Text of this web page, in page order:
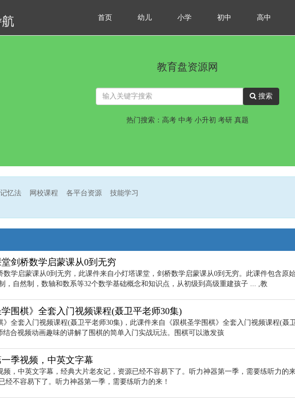
首页 幼儿 小学 初中 高中
教育盘资源网
搜索
热门搜索：高考 中考 小升初 考研 真题
忆法 网校课程 各平台资源 技能学习
剑桥数学启蒙课从0到无穷
学启蒙课从0到无穷，此课件来自小灯塔课堂，剑桥数学启蒙课从0到无穷。此课件包含原
，自然制，数轴和数系等32个数学基础概念和知识点，从初级到高级重建孩子 ... ,教
围棋》全套入门视频课程(聂卫平老师30集)
》全套入门视频课程(聂卫平老师30集)，此课件来自《跟棋圣学围棋》全套入门视频课程(聂
结合视频动画趣味的讲解了围棋的简单入门实战玩法。围棋可以激发孩
季视频，中英文字幕
频，中英文字幕，经典大片老友记，资源已经不容易下了。听力神器第一季，需要练听力的
经不容易下了。听力神器第一季，需要练听力的来！